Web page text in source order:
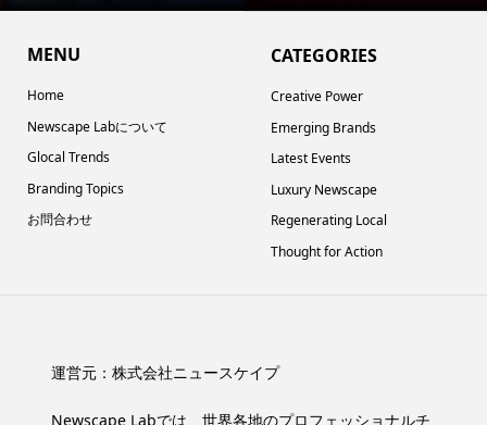
MENU
Home
Newscape Labについて
Glocal Trends
Branding Topics
お問合わせ
CATEGORIES
Creative Power
Emerging Brands
Latest Events
Luxury Newscape
Regenerating Local
Thought for Action
運営元： 株式会社ニュースケイプ
Newscape Labでは、世界各地のプロフェッショナルチ